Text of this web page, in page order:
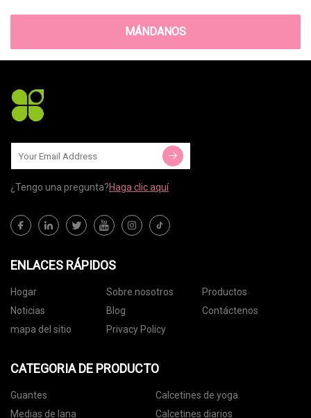
MÁNDANOS
¿Tengo una pregunta?Haga clic aquí
ENLACES RÁPIDOS
Hogar Sobre nosotros
Productos
Noticias
Blog
Contáctenos
mapa del sitio
Privacy Policy
CATEGORIA DE PRODUCTO
Guantes
Calcetines de yoga
Medias de lana
Calcetines diarios